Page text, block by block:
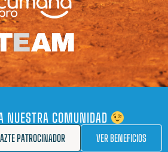
NUESTRA COMUNIDAD
VER BENEFICIOS
PATROCINADOR